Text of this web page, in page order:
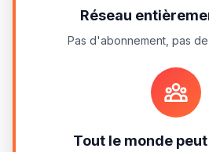
Réseau
Pas d'abonnement, pas
Tout le monde